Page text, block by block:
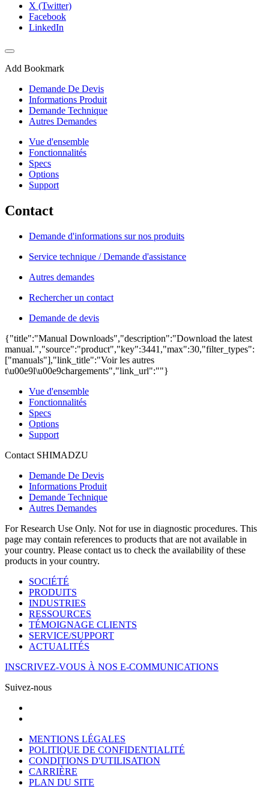
X (Twitter)
Facebook
LinkedIn
Add Bookmark
Demande De Devis
Informations Produit
Demande Technique
Autres Demandes
Vue d'ensemble
Fonctionnalités
Specs
Options
Support
Contact
Demande d'informations sur nos produits
Service technique / Demande d'assistance
Autres demandes
Rechercher un contact
Demande de devis
{"title":"Manual Downloads","description":"Download the latest
manual.","source":"product","key":3441,"max":30,"filter_types":
["manuals"],"link_title":"Voir les autres
t\u00e9l\u00e9chargements","link_url":""}
Vue d'ensemble
Fonctionnalités
Specs
Options
Support
Contact SHIMADZU
Demande De Devis
Informations Produit
Demande Technique
Autres Demandes
For Research Use Only. Not for use in diagnostic procedures. This
page may contain references to products that are not available in
your country. Please contact us to check the availability of these
products in your country.
SOCIÉTÉ
PRODUITS
INDUSTRIES
RESSOURCES
TÉMOIGNAGE CLIENTS
SERVICE/SUPPORT
ACTUALITÉS
INSCRIVEZ-VOUS À NOS E-COMMUNICATIONS
Suivez-nous
MENTIONS LÉGALES
POLITIQUE DE CONFIDENTIALITÉ
CONDITIONS D'UTILISATION
CARRIÈRE
PLAN DU SITE